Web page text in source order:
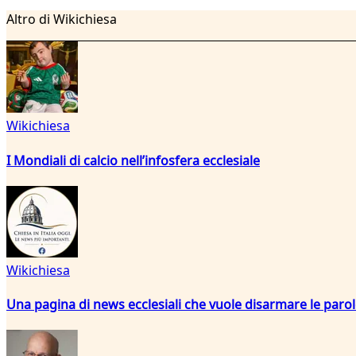
Altro di Wikichiesa
Wikichiesa
I Mondiali di calcio nell’infosfera ecclesiale
Wikichiesa
Una pagina di news ecclesiali che vuole disarmare le